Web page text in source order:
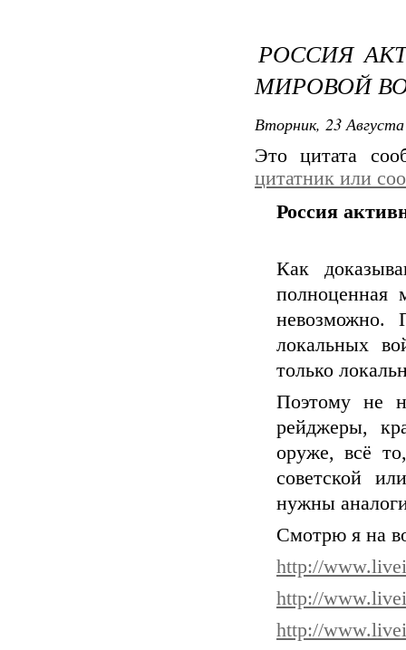
РОССИЯ
МИРОВОЙ
Вторник, 23
Это цитата
цитатник или
Россия
Как
полноценная
невозможно.
локальных
только
Поэтому не
рейджеры,
оруже, всё
советской
нужны
Смотрю я на
http://
http://
http://